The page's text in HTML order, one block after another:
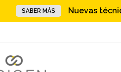
SABER MÁS Nuevas